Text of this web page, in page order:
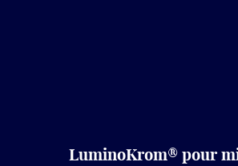
LuminoKrom® pour